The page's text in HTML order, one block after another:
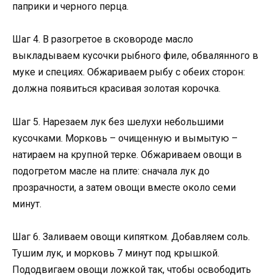
паприки и черного перца.
Шаг 4. В разогретое в сковороде масло
выкладываем кусочки рыбного филе, обвалянного в
муке и специях. Обжариваем рыбу с обеих сторон:
должна появиться красивая золотая корочка.
Шаг 5. Нарезаем лук без шелухи небольшими
кусочками. Морковь – очищенную и вымытую –
натираем на крупной терке. Обжариваем овощи в
подогретом масле на плите: сначала лук до
прозрачности, а затем овощи вместе около семи
минут.
Шаг 6. Заливаем овощи кипятком. Добавляем соль.
Тушим лук, и морковь 7 минут под крышкой.
Пододвигаем овощи ложкой так, чтобы освободить